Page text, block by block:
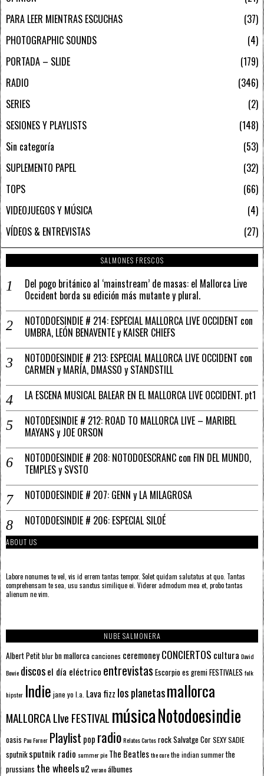
PARA LEER MIENTRAS ESCUCHAS
37
PHOTOGRAPHIC SOUNDS
4
PORTADA – SLIDE
179
RADIO
346
SERIES
2
SESIONES Y PLAYLISTS
148
Sin categoría
53
SUPLEMENTO PAPEL
32
TOPS
66
VIDEOJUEGOS Y MÚSICA
4
VÍDEOS & ENTREVISTAS
27
SALMONES FRESCOS
Del pogo británico al ‘mainstream’ de masas: el Mallorca Live
Occident borda su edición más mutante y plural.
NOTODOESINDIE # 214: ESPECIAL MALLORCA LIVE OCCIDENT con
UMBRA, LEÓN BENAVENTE y KAISER CHIEFS
NOTODOESINDIE # 213: ESPECIAL MALLORCA LIVE OCCIDENT con
CARMEN y MARÍA, DMASSO y STANDSTILL
LA ESCENA MUSICAL BALEAR EN EL MALLORCA LIVE OCCIDENT. pt1
NOTODESINDIE # 212: ROAD TO MALLORCA LIVE – MARIBEL
MAYANS y JOE ORSON
NOTODOESINDIE # 208: NOTODOESCRANC con FIN DEL MUNDO,
TEMPLES y SVSTO
NOTODOESINDIE # 207: GENN y LA MILAGROSA
NOTODOESINDIE # 206: ESPECIAL SILOÉ
ABOUT US
Labore nonumes te vel, vis id errem tantas tempor. Solet quidam salutatus at quo. Tantas
comprehensam te sea, usu sanctus similique ei. Viderer admodum mea et, probo tantas
alienum ne vim.
NUBE SALMONERA
Albert Petitblurbn mallorcacanciones ceremoneyCONCIERTOS cultura David
Bowie discosel día eléctrico entrevistas Escorpioes gremiFESTIVALES folk
hipster Indie jane yo l.a. Lava fizz los planetasmallorca
MALLORCA LIve FESTIVAL músicaNotodoesindie
oasis Pau Forner Playlist pop radioRelatos CortosrockSalvatge CorSEXY SADIE
sputnik sputnik radio summer pie The Beatlesthe curethe indian summerthe
prussians the wheelsu2 veranoálbumes